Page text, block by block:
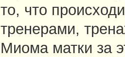
то, что
тренерами,
Миома матки за